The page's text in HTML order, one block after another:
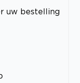
uw bestelling